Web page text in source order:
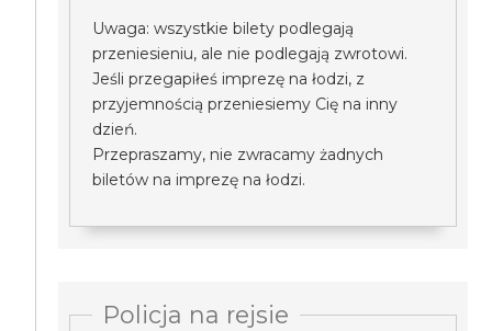
Uwaga: wszystkie bilety podlegają
przeniesieniu, ale nie podlegają zwrotowi.
Jeśli przegapiłeś imprezę na łodzi, z
przyjemnością przeniesiemy Cię na inny
dzień.
Przepraszamy, nie zwracamy żadnych
biletów na imprezę na łodzi.
Policja na rejsie